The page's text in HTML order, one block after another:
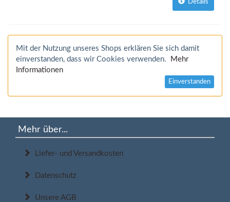
Details
Mit der Nutzung unseres Shops erklären Sie sich damit
einverstanden, dass wir Cookies verwenden.
Mehr
Informationen
Einverstanden
Mehr über...
Liefer- und Versandkosten
Datenschutz
Unsere AGB